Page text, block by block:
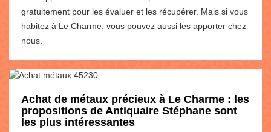
gratuitement pour les évaluer et les récupérer. Mais si vous
habitez à Le Charme, vous pouvez aussi les apporter chez
nous.
Achat de métaux précieux à Le Charme : les
propositions de Antiquaire Stéphane sont
les plus intéressantes